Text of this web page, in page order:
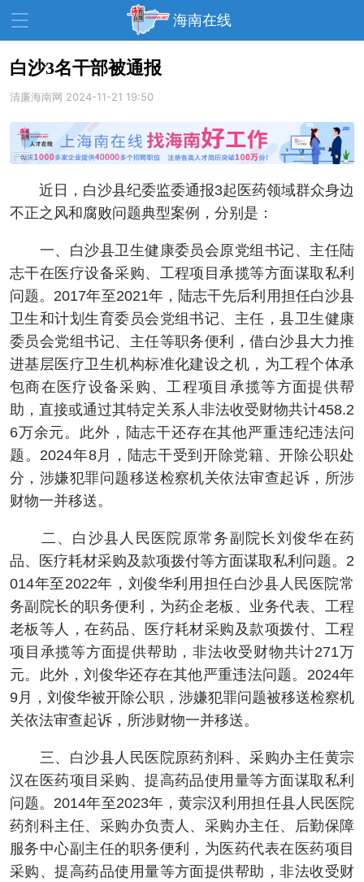
海南在线
资讯中心 热点
文体 财经
教育 健康 房产
家装 交通 美食
展会 走读海南 周末去哪儿
人才在线 天涯企服
白沙3名干部被通报
清廉海南网 2024-11-21 19:50
近日，白沙县纪委监委通报3起医药领域群众身边
不正之风和腐败问题典型案例，分别是：
一、白沙县卫生健康委员会原党组书记、主任陆
志干在医疗设备采购、工程项目承揽等方面谋取私利
问题。2017年至2021年，陆志干先后利用担任白沙县
卫生和计划生育委员会党组书记、主任，县卫生健康
委员会党组书记、主任等职务便利，借白沙县大力推
进基层医疗卫生机构标准化建设之机，为工程个体承
包商在医疗设备采购、工程项目承揽等方面提供帮
助，直接或通过其特定关系人非法收受财物共计458.2
6万余元。此外，陆志干还存在其他严重违纪违法问
题。2024年8月，陆志干受到开除党籍、开除公职处
分，涉嫌犯罪问题移送检察机关依法审查起诉，所涉
财物一并移送。
二、白沙县人民医院原常务副院长刘俊华在药
品、医疗耗材采购及款项拨付等方面谋取私利问题。2
014年至2022年，刘俊华利用担任白沙县人民医院常
务副院长的职务便利，为药企老板、业务代表、工程
老板等人，在药品、医疗耗材采购及款项拨付、工程
项目承揽等方面提供帮助，非法收受财物共计271万
元。此外，刘俊华还存在其他严重违法问题。2024年
9月，刘俊华被开除公职，涉嫌犯罪问题被移送检察机
关依法审查起诉，所涉财物一并移送。
三、白沙县人民医院原药剂科、采购办主任黄宗
汉在医药项目采购、提高药品使用量等方面谋取私利
问题。2014年至2023年，黄宗汉利用担任县人民医院
药剂科主任、采购办负责人、采购办主任、后勤保障
服务中心副主任的职务便利，为医药代表在医药项目
采购、提高药品使用量等方面提供帮助，非法收受财